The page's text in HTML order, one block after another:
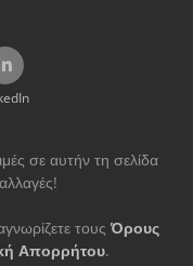
σε αυτήν τη σελίδα
τους Όρους
Απορρήτου.